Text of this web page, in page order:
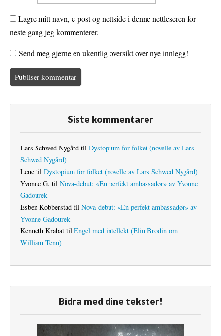
Lagre mitt navn, e-post og nettside i denne nettleseren for
neste gang jeg kommenterer.
Send meg gjerne en ukentlig oversikt over nye innlegg!
Siste kommentarer
Lars Schwed Nygård til Dystopium for folket (novelle av Lars
Schwed Nygård)
Lene til Dystopium for folket (novelle av Lars Schwed Nygård)
Yvonne G. til Nova-debut: «En perfekt ambassadør» av Yvonne
Gadourek
Esben Kobberstad til Nova-debut: «En perfekt ambassadør» av
Yvonne Gadourek
Kenneth Krabat til Engel med intellekt (Elin Brodin om
William Tenn)
Bidra med dine tekster!